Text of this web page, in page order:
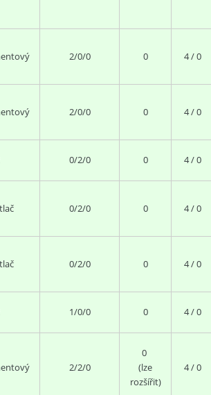
2/0/0 0 4 / 0
2/0/0 0 4 / 0
0/2/0 0 4 / 0
0/2/0 0 4 / 0
0/2/0 0 4 / 0
1/0/0 0 4 / 0
2/2/0
0
(lze
rozšířit)
4 / 0